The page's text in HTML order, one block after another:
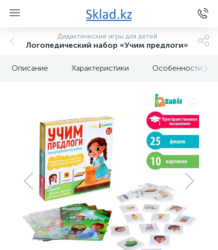
Дидактические игры для детей
Логопедический набор «Учим предлоги»
Описание Характеристики Особенности